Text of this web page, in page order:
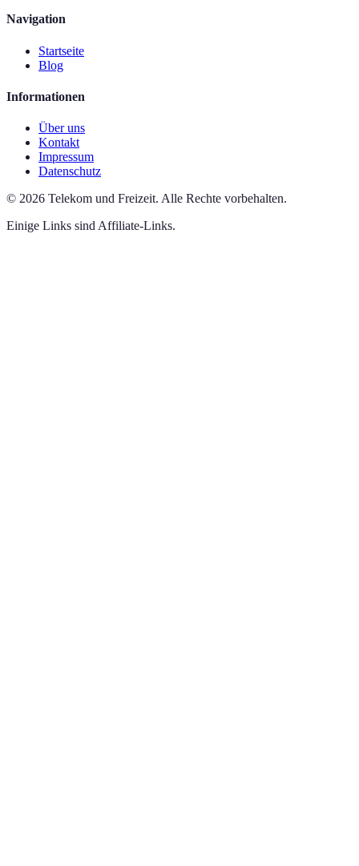
Navigation
Startseite
Blog
Informationen
Über uns
Kontakt
Impressum
Datenschutz
© 2026 Telekom und Freizeit. Alle Rechte vorbehalten.
Einige Links sind Affiliate-Links.